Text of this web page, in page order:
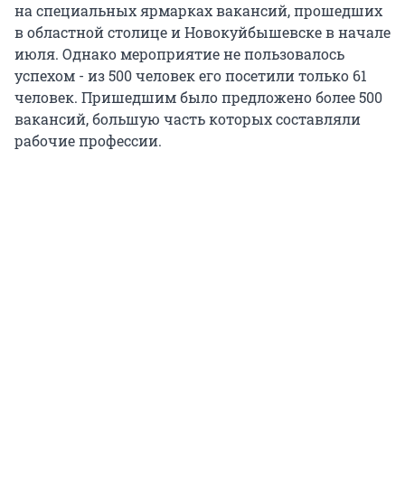
на специальных ярмарках вакансий, прошедших
в областной столице и Новокуйбышевске в начале
июля. Однако мероприятие не пользовалось
успехом - из 500 человек его посетили только 61
человек. Пришедшим было предложено более 500
вакансий, большую часть которых составляли
рабочие профессии.